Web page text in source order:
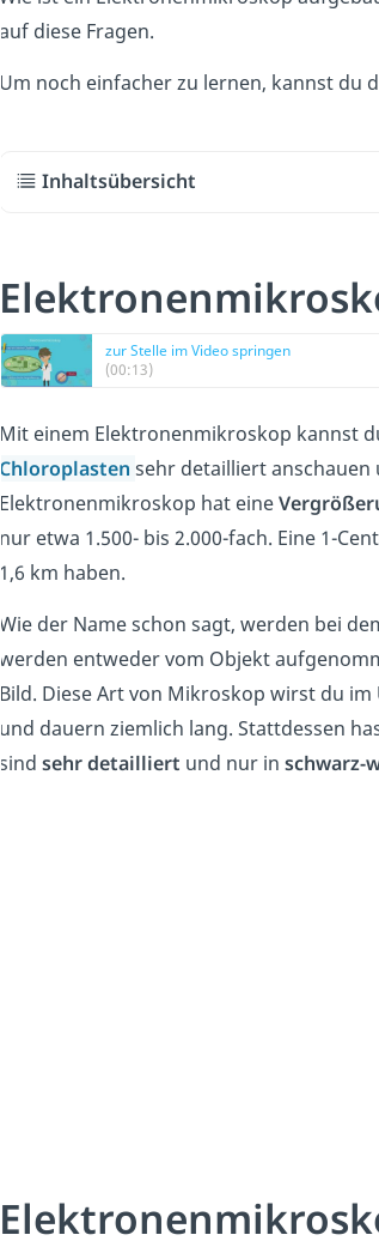
auf diese Fragen.
Um noch einfacher zu lernen, kannst du
Inhaltsübersicht
zur Stelle im Video springen
(00:13)
Mit einem Elektronenmikroskop kannst
Chloroplasten sehr detailliert
Elektronenmikroskop hat eine
nur etwa 1.500- bis 2.000-fach. Eine 1-
1,6 km haben.
Wie der Name schon sagt, werden bei
werden entweder vom Objekt
Bild. Diese Art von Mikroskop wirst du
und dauern ziemlich lang. Stattdessen
sind sehr detailliert und nur in schwarz-